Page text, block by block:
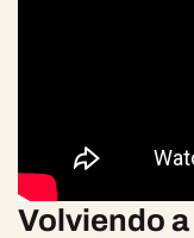
Volviendo